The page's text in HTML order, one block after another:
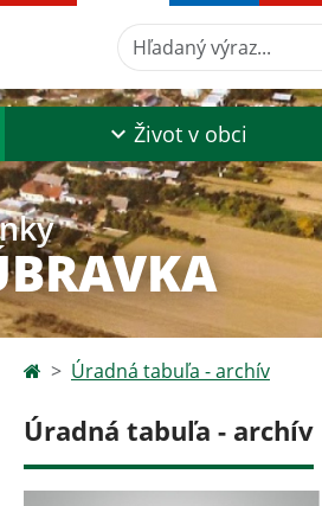
Hľadaný výraz...
Život v obci
Úradná tabuľa - archív
Úradná tabuľa - archív